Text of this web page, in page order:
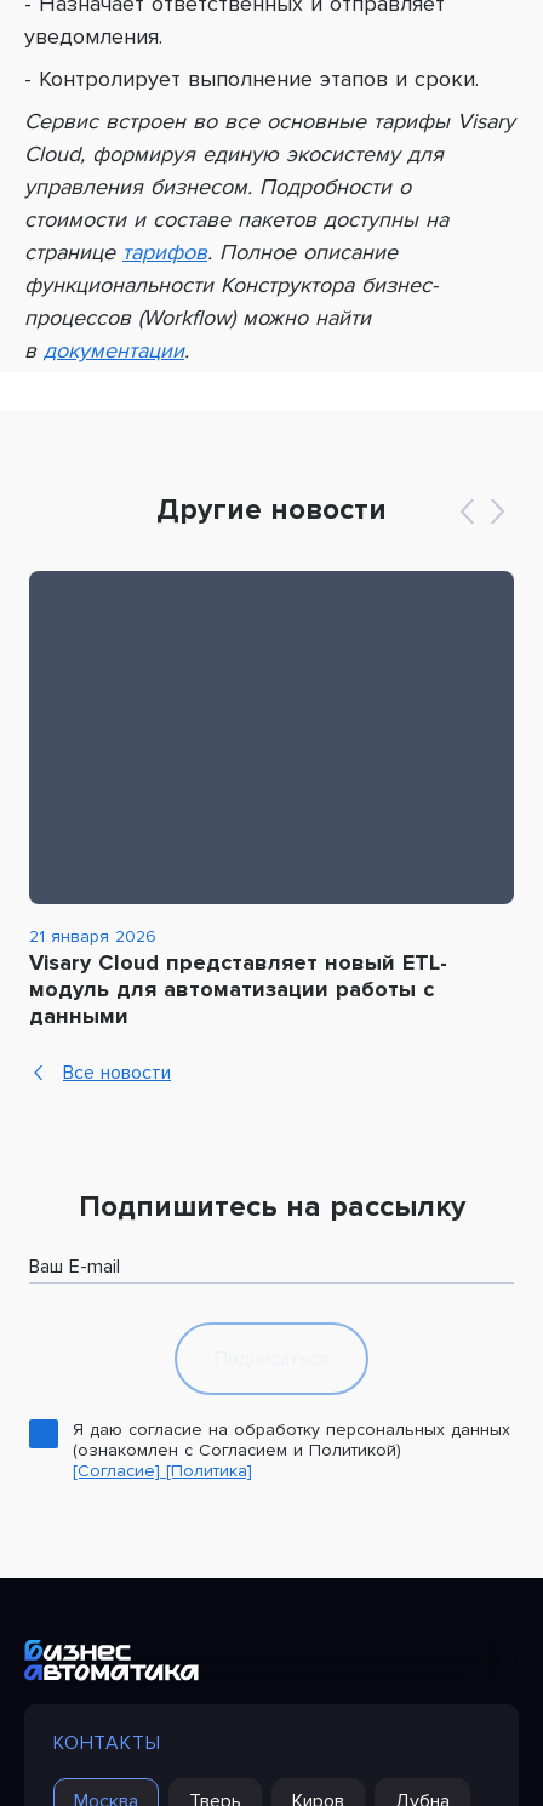
уведомления.
- Контролирует выполнение этапов и сроки.
Сервис встроен во все основные тарифы Visary
Cloud, формируя единую экосистему для
управления бизнесом. Подробности о
стоимости и составе пакетов доступны на
странице тарифов. Полное описание
функциональности Конструктора бизнес-
процессов (Workflow) можно найти
в документации.
Другие новости
21 января 2026
Visary Cloud представляет новый ETL-
модуль для автоматизации работы с
данными
Все новости
Подпишитесь на рассылку
Ваш E-mail
Я даю согласие на обработку персональных данных
(ознакомлен с Согласием и Политикой)
[Согласие] [Политика]
КОНТАКТЫ